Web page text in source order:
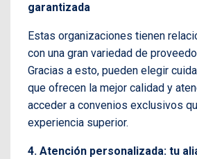
garantizada
Estas organizaciones tienen
con una gran variedad de
Gracias a esto, pueden elegir
que ofrecen la mejor calidad y
acceder a convenios exclusivos
experiencia superior.
4. Atención personalizada: tu